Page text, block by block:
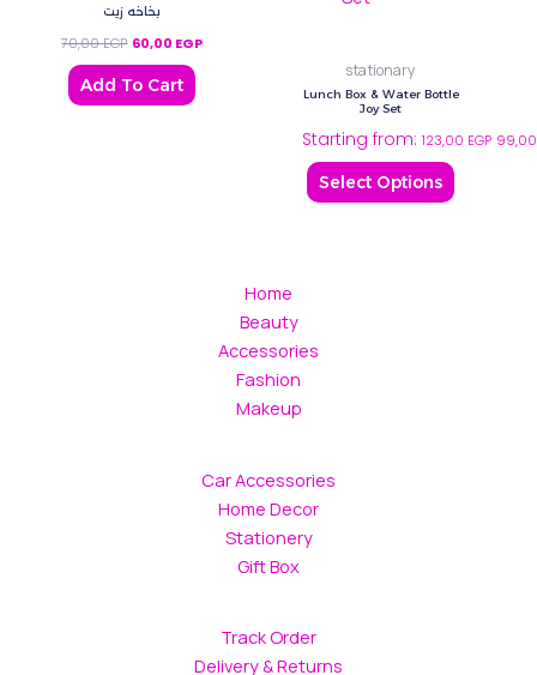
بخاخه زيت
70,00EGP 60,00 EGP
Add To Cart
stationary
Lunch Box & Water Bottle
Joy Set
Starting from: 123,00 EGP
Select Options
may
be
chosen
Home
Beauty
Accessories
Fashion
Makeup
Car Accessories
Home Decor
Stationery
Gift Box
Track Order
Delivery & Returns